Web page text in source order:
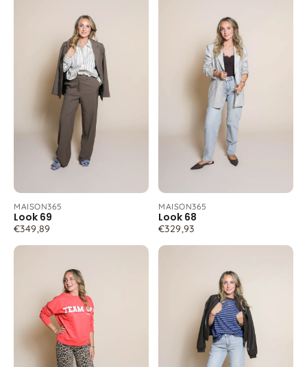
MAISON365
Look 69
€349,89
MAISON365
Look 68
€329,93